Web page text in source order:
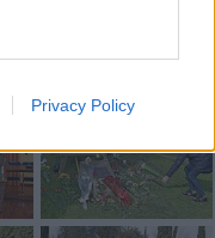
Privacy Policy